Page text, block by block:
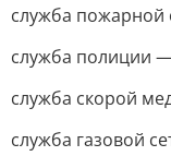
служба
служба полиции
служба скорой
служба газовой